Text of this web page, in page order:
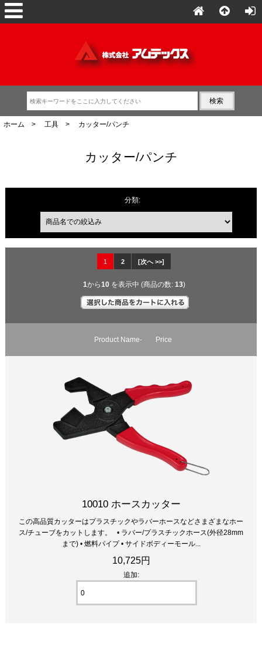
ホーム > 工具> カッター/パンチ
カッター/パンチ
分類:
商品名での絞込み
1 2 [次へ >>]
1から10を表示中 (商品の数: 13)
Product Name- Price
10010 ホースカッター
この高品質カッターはプラスチックやラバーホースなどさまざまなホー
ス/チューブをカットします。 • ラバー/プラスチックホース(外径28mm
まで) • 燃料パイプ • サイドボディーモール...
10,725円
追加: